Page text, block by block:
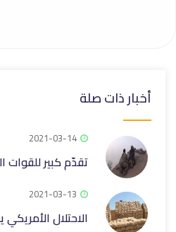
أخبار ذات صلة
2021-03-14
تقدّم كبير للقوات
2021-03-13